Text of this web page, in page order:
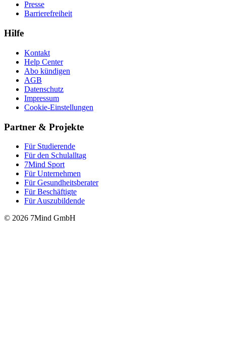
Presse
Barrierefreiheit
Hilfe
Kontakt
Help Center
Abo kündigen
AGB
Datenschutz
Impressum
Cookie-Einstellungen
Partner & Projekte
Für Stu­die­rende
Für den Schulalltag
7Mind Sport
Für Unter­neh­men
Für Gesund­heits­be­ra­ter
Für Beschäftigte
Für Auszubildende
© 2026 7Mind GmbH